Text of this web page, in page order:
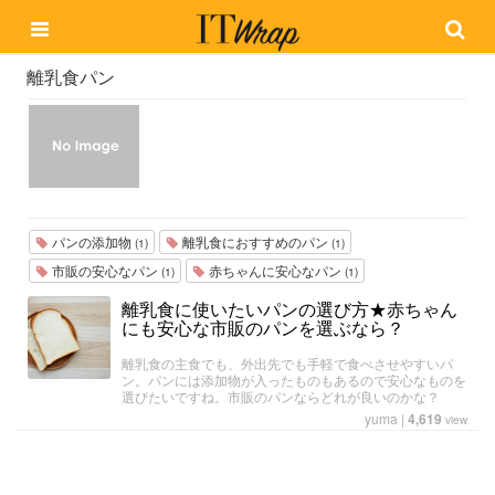
離乳食パン
パンの添加物 (1) 離乳食におすすめのパン (1)
市販の安心なパン (1) 赤ちゃんに安心なパン (1)
離乳食に使いたいパンの選び方★赤ちゃん
にも安心な市販のパンを選ぶなら？
離乳食の主食でも、外出先でも手軽で食べさせやすいパ
ン。パンには添加物が入ったものもあるので安心なものを
選びたいですね。市販のパンならどれが良いのかな？
yuma | 4,619 view